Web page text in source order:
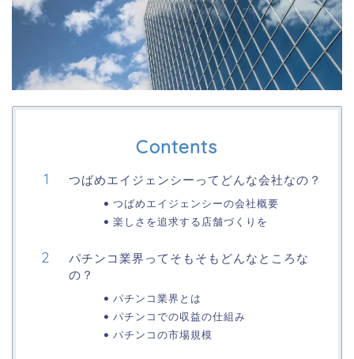
Contents
つばめエイジェンシーってどんな会社なの？
つばめエイジェンシーの会社概要
楽しさを追求する店舗づくりを
パチンコ業界ってそもそもどんなところな
の？
パチンコ業界とは
パチンコでの収益の仕組み
パチンコの市場規模